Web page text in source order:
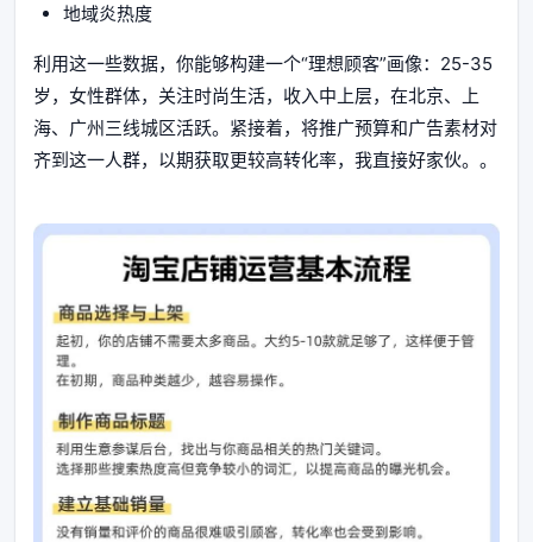
地域炎热度
利用这一些数据，你能够构建一个“理想顾客”画像：25-35
岁，女性群体，关注时尚生活，收入中上层，在北京、上
海、广州三线城区活跃。紧接着，将推广预算和广告素材对
齐到这一人群，以期获取更较高转化率，我直接好家伙。。